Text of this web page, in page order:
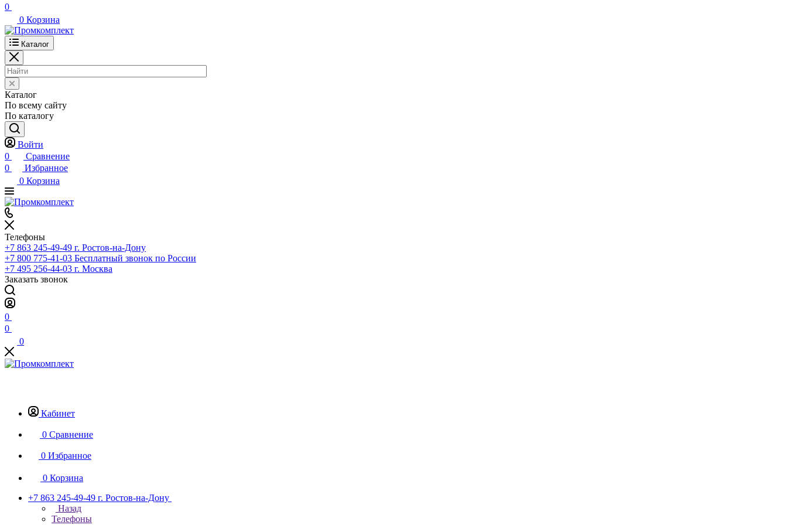
0
0 Корзина
Каталог
Каталог
По всему сайту
По каталогу
Войти
0
Сравнение
0
Избранное
0 Корзина
Телефоны
+7 863 245-49-49 г. Ростов-на-Дону
+7 800 775-41-03 Бесплатный звонок по России
+7 495 256-44-03 г. Москва
Заказать звонок
0
0
0
Кабинет
0 Сравнение
0 Избранное
0 Корзина
+7 863 245-49-49 г. Ростов-на-Дону
Назад
Телефоны